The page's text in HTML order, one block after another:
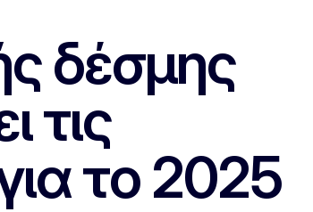
δέσμης
τις
το 2025